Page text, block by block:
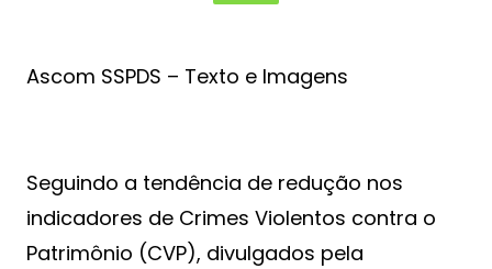
Ascom SSPDS – Texto e Imagens
Seguindo a tendência de redução nos
indicadores de Crimes Violentos contra o
Patrimônio (CVP), divulgados pela